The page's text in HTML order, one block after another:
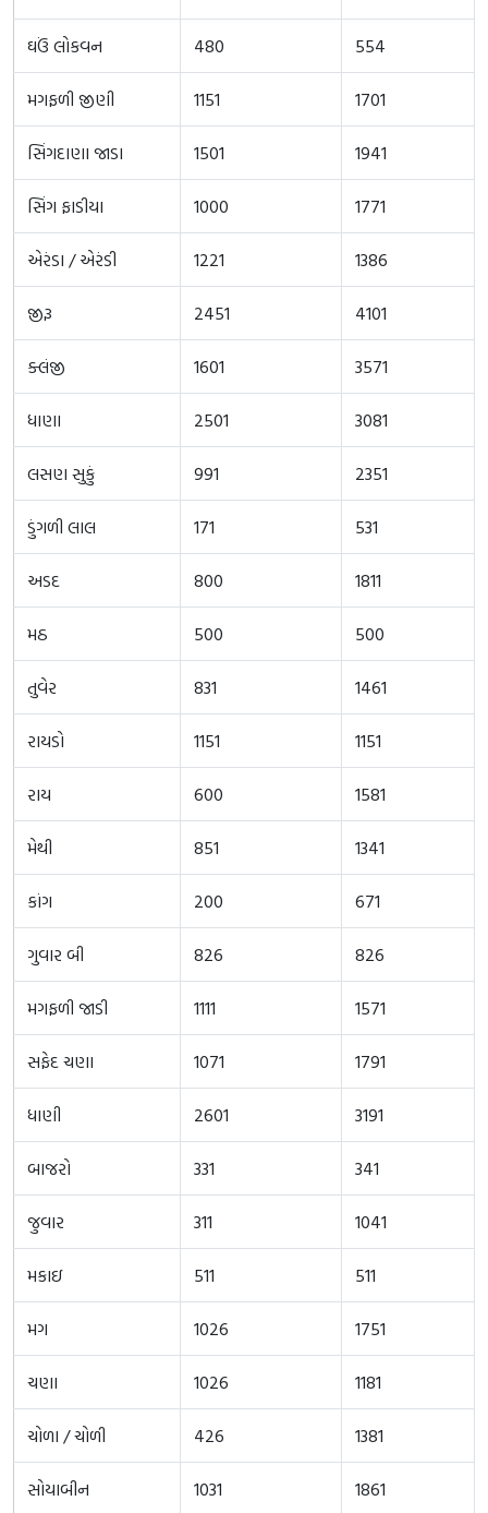
ઘઉં લોકવન 480 554
મગફળી જીણી 1151 1701
સિંગદાણા જાડા 1501 1941
સિંગ ફાડીયા 1000 1771
એરંડા / એરંડી 1221 1386
જીરૂ 2451 4101
ક્લંજી 1601 3571
ધાણા 2501 3081
લસણ સુકું 991 2351
ડુંગળી લાલ 171 531
અડદ 800 1811
મઠ 500 500
તુવેર 831 1461
રાયડો 1151 1151
રાય 600 1581
મેથી 851 1341
કાંગ 200 671
ગુવાર બી 826 826
મગફળી જાડી 1111 1571
સફેદ ચણા 1071 1791
ધાણી 2601 3191
બાજરો 331 341
જુવાર 311 1041
મકાઇ 511 511
મગ 1026 1751
ચણા 1026 1181
ચોળા / ચોળી 426 1381
સોયાબીન 1031 1861